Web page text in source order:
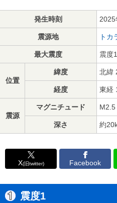
発生時刻
震源地 トカ
最大震度 震度1
位置
緯度 北緯
経度 東経
震源
マグニチュード M2.5
深さ 約
X(旧twitter) Facebook
震度1